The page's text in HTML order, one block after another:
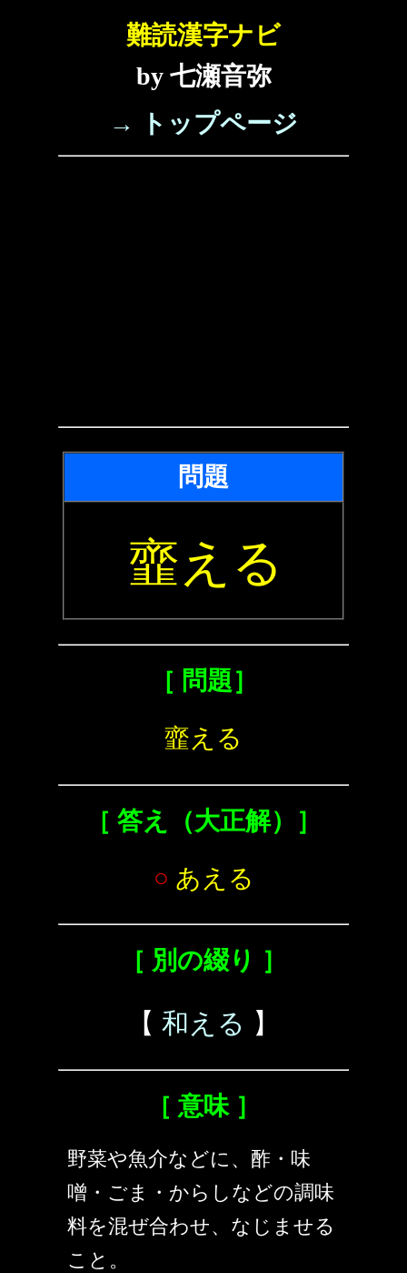
難読漢字ナビ
by 七瀬音弥
→ トップページ
問題
韲える
［ 問題］
韲える
［ 答え（大正解）］
○ あえる
［ 別の綴り ］
【 和える 】
［ 意味 ］
野菜や魚介などに、酢・味
噌・ごま・からしなどの調味
料を混ぜ合わせ、なじませる
こと。